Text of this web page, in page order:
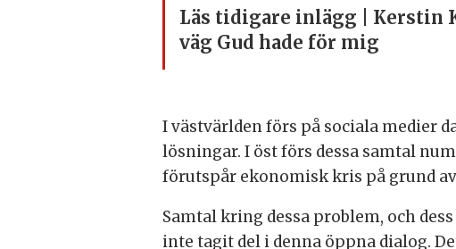
Läs tidigare inlägg | Kerstin
väg Gud hade för mig
I västvärlden förs på sociala medier
lösningar. I öst förs dessa samtal
förutspår ekonomisk kris på grund
Samtal kring dessa problem, och
inte tagit del i denna öppna dialog.